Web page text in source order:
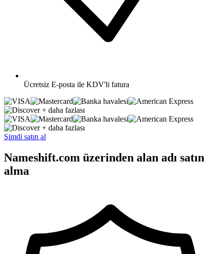
Ücretsiz E-posta ile KDV'li fatura
+ daha fazlası
+ daha fazlası
Şimdi satın al
Nameshift.com üzerinden alan adı satın
alma